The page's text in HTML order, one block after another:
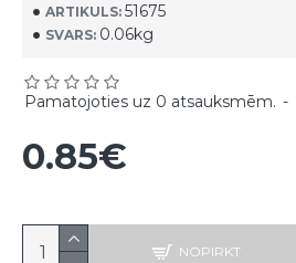
ARTIKULS: 51675
SVARS: 0.06kg
Pamatojoties uz 0 atsauksmēm. -
0.85€
NOPIRKT